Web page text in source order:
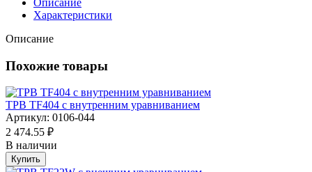
Характеристики
Описание
Похожие товары
ТРВ TF404 с внутренним уравниванием
Артикул: 0106-044
2 474.55 ₽
В наличии
Купить